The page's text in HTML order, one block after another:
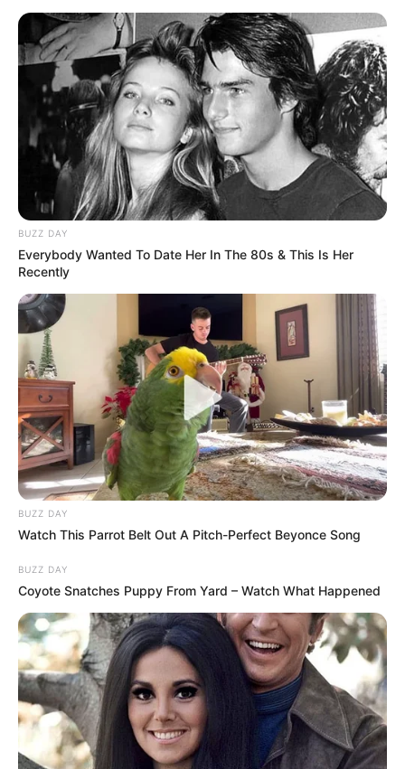
BUZZ DAY
Everybody Wanted To Date Her In The 80s & This Is Her
Recently
BUZZ DAY
Watch This Parrot Belt Out A Pitch-Perfect Beyonce Song
BUZZ DAY
Coyote Snatches Puppy From Yard – Watch What Happened